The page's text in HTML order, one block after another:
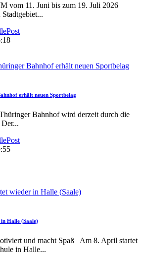
vom 11. Juni bis zum 19. Juli 2026
...
erhält neuen Sportbelag
Bahnhof wird derzeit durch die
Der...
Halle (Saale)
und macht Spaß Am 8. April startet
in Halle...